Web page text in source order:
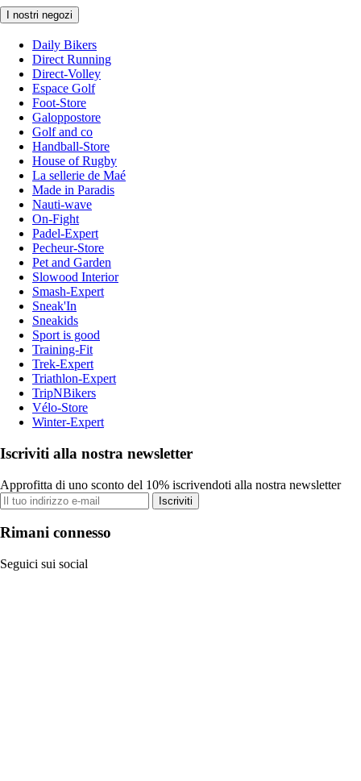
I nostri negozi
Daily Bikers
Direct Running
Direct-Volley
Espace Golf
Foot-Store
Galoppostore
Golf and co
Handball-Store
House of Rugby
La sellerie de Maé
Made in Paradis
Nauti-wave
On-Fight
Padel-Expert
Pecheur-Store
Pet and Garden
Slowood Interior
Smash-Expert
Sneak'In
Sneakids
Sport is good
Training-Fit
Trek-Expert
Triathlon-Expert
TripNBikers
Vélo-Store
Winter-Expert
Iscriviti alla nostra newsletter
Approfitta di uno sconto del 10% iscrivendoti alla nostra newsletter
Iscriviti
Rimani connesso
Seguici sui social